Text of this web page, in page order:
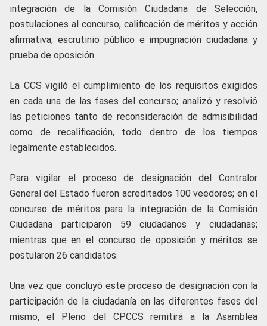
integración de la Comisión Ciudadana de Selección,
postulaciones al concurso, calificación de méritos y acción
afirmativa, escrutinio público e impugnación ciudadana y
prueba de oposición.
La CCS vigiló el cumplimiento de los requisitos exigidos
en cada una de las fases del concurso; analizó y resolvió
las peticiones tanto de reconsideración de admisibilidad
como de recalificación, todo dentro de los tiempos
legalmente establecidos.
Para vigilar el proceso de designación del Contralor
General del Estado fueron acreditados 100 veedores; en el
concurso de méritos para la integración de la Comisión
Ciudadana participaron 59 ciudadanos y ciudadanas;
mientras que en el concurso de oposición y méritos se
postularon 26 candidatos.
Una vez que concluyó este proceso de designación con la
participación de la ciudadanía en las diferentes fases del
mismo, el Pleno del CPCCS remitirá a la Asamblea